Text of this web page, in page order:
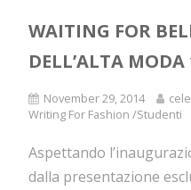
WAITING FOR
DELL’ALTA
November 29, 2014
Writing For Fashion /Studenti
Aspettando
dalla presentazione